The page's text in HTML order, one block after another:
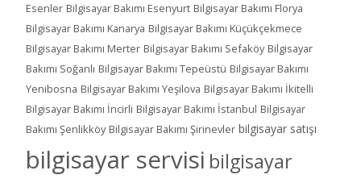
Esenler Bilgisayar Bakımı Esenyurt Bilgisayar Bakımı Florya
Bilgisayar Bakımı Kanarya Bilgisayar Bakımı Küçükçekmece
Bilgisayar Bakımı Merter Bilgisayar Bakımı Sefaköy Bilgisayar
Bakımı Soğanlı Bilgisayar Bakımı Tepeüstü Bilgisayar Bakımı
Yenibosna Bilgisayar Bakımı Yeşilova Bilgisayar Bakımı İkitelli
Bilgisayar Bakımı İncirli Bilgisayar Bakımı İstanbul Bilgisayar
Bakımı Şenlikköy Bilgisayar Bakımı Şirinevler bilgisayar satışı
bilgisayar servisi bilgisayar